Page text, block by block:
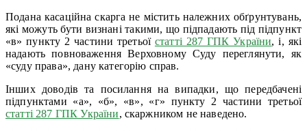
Подана касаційна скарга не містить належних обґрунтувань,
які можуть бути визнані такими, що підпадають під підпункт
«в» пункту 2 частини третьої статті 287 ГПК України, і, які
надають повноваження Верховному Суду переглянути, як
«суду права», дану категорію справ.
Інших доводів та посилання на випадки, що передбачені
підпунктами «а», «б», «в», «г» пункту 2 частини третьої
статті 287 ГПК України, скаржником не наведено.